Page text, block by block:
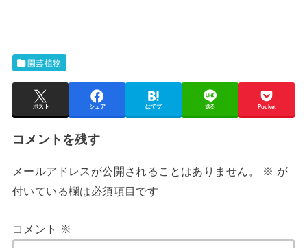
園芸植物
ポスト シェア はてブ 送る Pocket
コメントを残す
メールアドレスが公開されることはありません。 ※ が
付いている欄は必須項目です
コメント ※